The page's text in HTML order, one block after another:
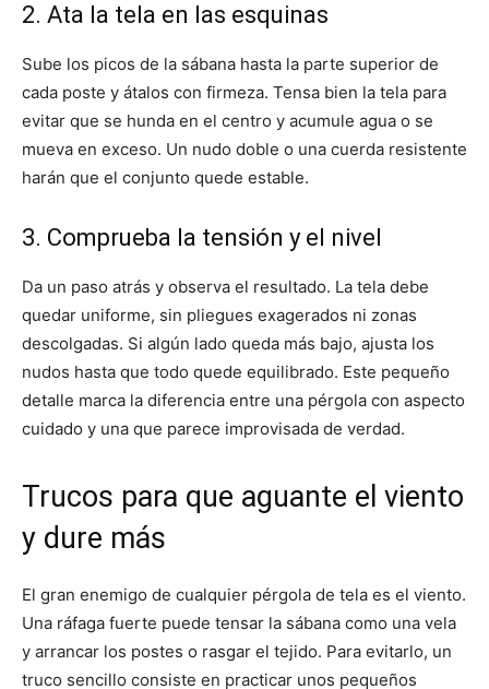
2. Ata la tela en las esquinas
Sube los picos de la sábana hasta la parte superior de
cada poste y átalos con firmeza. Tensa bien la tela para
evitar que se hunda en el centro y acumule agua o se
mueva en exceso. Un nudo doble o una cuerda resistente
harán que el conjunto quede estable.
3. Comprueba la tensión y el nivel
Da un paso atrás y observa el resultado. La tela debe
quedar uniforme, sin pliegues exagerados ni zonas
descolgadas. Si algún lado queda más bajo, ajusta los
nudos hasta que todo quede equilibrado. Este pequeño
detalle marca la diferencia entre una pérgola con aspecto
cuidado y una que parece improvisada de verdad.
Trucos para que aguante el viento
y dure más
El gran enemigo de cualquier pérgola de tela es el viento.
Una ráfaga fuerte puede tensar la sábana como una vela
y arrancar los postes o rasgar el tejido. Para evitarlo, un
truco sencillo consiste en practicar unos pequeños